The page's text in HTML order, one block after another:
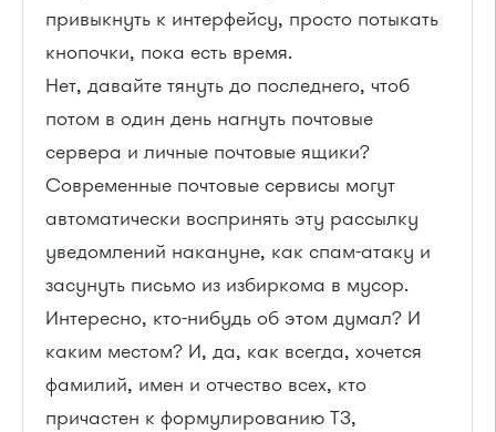
привыкнуть к интерфейсу, просто потыкать
кнопочки, пока есть время.
Нет, давайте тянуть до последнего, чтоб
потом в один день нагнуть почтовые
сервера и личные почтовые ящики?
Современные почтовые сервисы могут
автоматически воспринять эту рассылку
уведомлений накануне, как спам-атаку и
засунуть письмо из избиркома в мусор.
Интересно, кто-нибудь об этом думал? И
каким местом? И, да, как всегда, хочется
фамилий, имен и отчество всех, кто
причастен к формулированию ТЗ,